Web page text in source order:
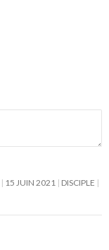
15 JUIN 2021 DISCIPLE